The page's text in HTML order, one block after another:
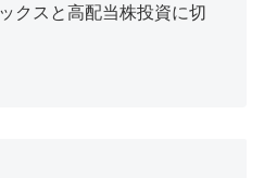
クスと高配当株投資に切